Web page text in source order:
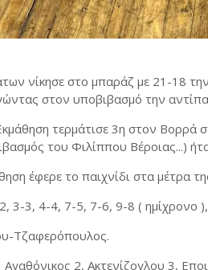
νίκησε στο μπαράζ με 21-18
στον υποβιβασμό την
τερμάτισε 3η στον Βορρά
του Φιλίππου Βέροιας...)
έφερε το παιχνίδι στα μέτρα
3-3, 4-4, 7-5, 7-6, 9-8 (
Τζαφερόπουλος.
2, Ακτενίζογλου 3,